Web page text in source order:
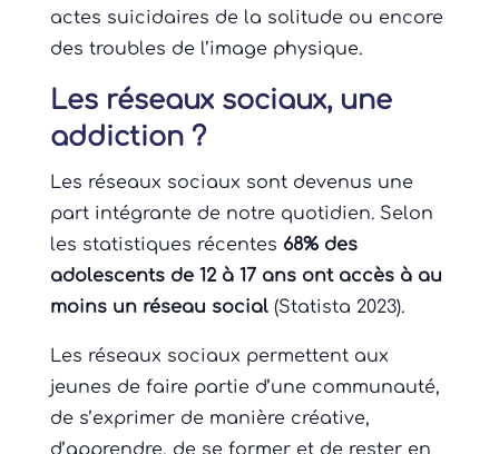
actes suicidaires de la solitude ou encore
des troubles de l’image physique.
Les réseaux sociaux, une
addiction ?
Les réseaux sociaux sont devenus une
part intégrante de notre quotidien. Selon
les statistiques récentes 68% des
adolescents de 12 à 17 ans ont accès à au
moins un réseau social(Statista 2023).
Les réseaux sociaux permettent aux
jeunes de faire partie d’une communauté,
de s’exprimer de manière créative,
d’apprendre, de se former et de rester en